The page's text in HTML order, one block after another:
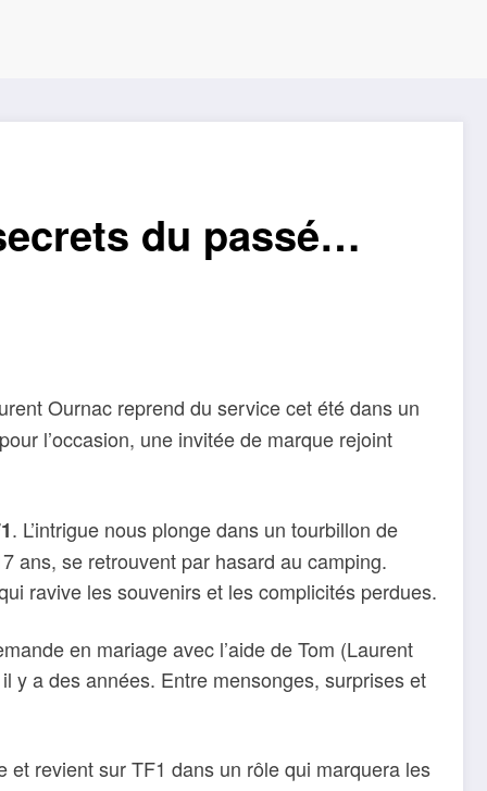
du passé…
Ournac reprend du service cet été dans un
l’occasion, une invitée de marque rejoint
. L’intrigue nous plonge dans un tourbillon de
ans, se retrouvent par hasard au camping.
ravive les souvenirs et les complicités perdues.
en mariage avec l’aide de Tom (Laurent
y a des années. Entre mensonges, surprises et
et revient sur TF1 dans un rôle qui marquera les